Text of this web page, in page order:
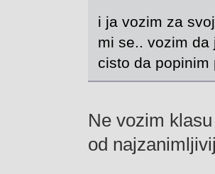
i ja vozim za
mi se.. vozim da
cisto da popinim
Ne vozim
od